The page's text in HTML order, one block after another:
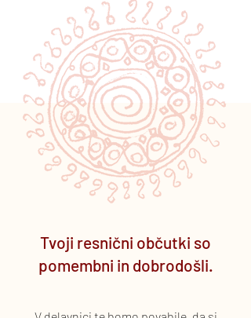
Tvoji resnični občutki so
pomembni in dobrodošli.